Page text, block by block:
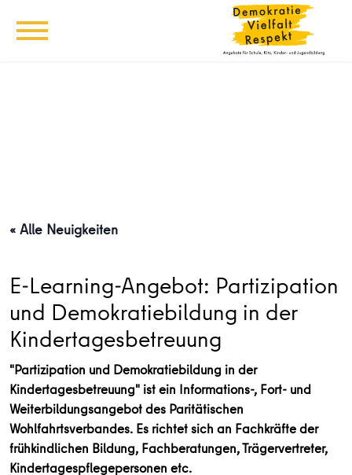
« Alle Neuigkeiten
E-Learning-Angebot: Partizipation
und Demokratiebildung in der
Kindertagesbetreuung
"Partizipation und Demokratiebildung in der
Kindertagesbetreuung" ist ein Informations-, Fort- und
Weiterbildungsangebot des Paritätischen
Wohlfahrtsverbandes. Es richtet sich an Fachkräfte der
frühkindlichen Bildung, Fachberatungen, Trägervertreter,
Kindertagespflegepersonen etc.